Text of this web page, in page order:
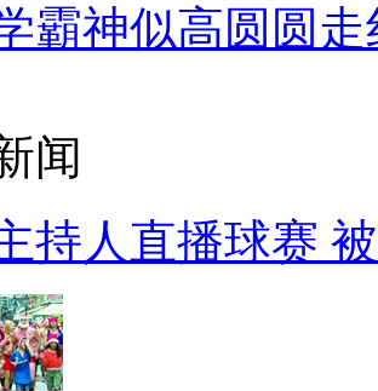
霸神似高圆圆走
闻
持人直播球赛